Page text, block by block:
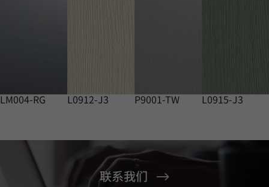
LM004-RG L0912-J3 P9001-TW L0915-J3
联系我们